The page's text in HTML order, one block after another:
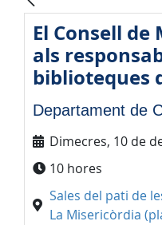
El Consell
als
biblioteques
Departament de
Dimecres, 10 de
10 hores
Sales del pati de
La Misericòrdia